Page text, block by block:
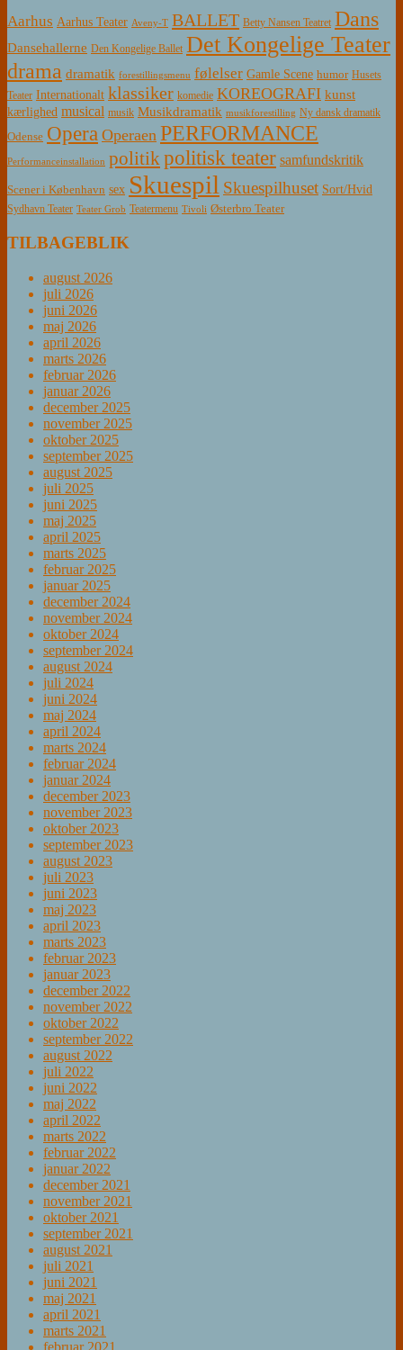
Aarhus Aarhus Teater Aveny-T BALLET Betty Nansen Teatret Dans
Dansehallerne Den Kongelige Ballet Det Kongelige Teater
drama dramatik forestillingsmenu følelser Gamle Scene humor Husets
Teater Internationalt klassiker komedie KOREOGRAFI kunst
kærlighed musical musik Musikdramatik musikforestilling Ny dansk dramatik
Odense Opera Operaen PERFORMANCE
Performanceinstallation politikpolitisk teater samfundskritik
Scener i København sex Skuespil Skuespilhuset Sort/Hvid
Sydhavn Teater Teater Grob Teatermenu Tivoli Østerbro Teater
TILBAGEBLIK
august 2026
juli 2026
juni 2026
maj 2026
april 2026
marts 2026
februar 2026
januar 2026
december 2025
november 2025
oktober 2025
september 2025
august 2025
juli 2025
juni 2025
maj 2025
april 2025
marts 2025
februar 2025
januar 2025
december 2024
november 2024
oktober 2024
september 2024
august 2024
juli 2024
juni 2024
maj 2024
april 2024
marts 2024
februar 2024
januar 2024
december 2023
november 2023
oktober 2023
september 2023
august 2023
juli 2023
juni 2023
maj 2023
april 2023
marts 2023
februar 2023
januar 2023
december 2022
november 2022
oktober 2022
september 2022
august 2022
juli 2022
juni 2022
maj 2022
april 2022
marts 2022
februar 2022
januar 2022
december 2021
november 2021
oktober 2021
september 2021
august 2021
juli 2021
juni 2021
maj 2021
april 2021
marts 2021
februar 2021